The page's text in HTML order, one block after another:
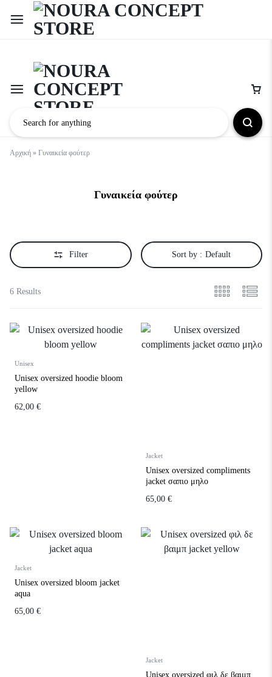
Αρχική » Γυναικεία φούτερ
Γυναικεία φούτερ
Filter Sort by : Default
6 Results
Unisex
Unisex oversized hoodie bloom
yellow
62,00 €
Jacket
Unisex oversized compliments
jacket σαπιο μηλο
65,00 €
Jacket
Unisex oversized bloom jacket
aqua
65,00 €
Jacket
Unisex oversized φιλ δε βαιμπ